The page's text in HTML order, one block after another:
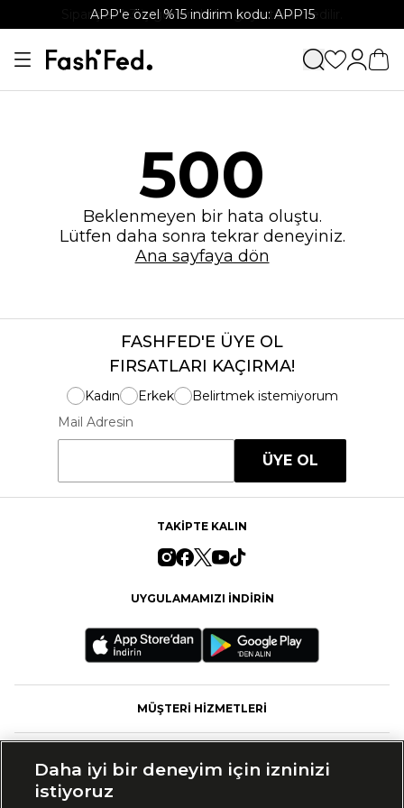
Siparişler 1-3 iş gününde kargoya teslim edilir.
APP'e özel %15 indirim kodu: APP15
500
Beklenmeyen bir hata oluştu.
Lütfen daha sonra tekrar deneyiniz.
Ana sayfaya dön
FASHFED'E ÜYE OL
FIRSATLARI KAÇIRMA!
Kadın Erkek
Belirtmek istemiyorum
Mail Adresin
ÜYE OL
TAKİPTE KALIN
UYGULAMAMIZI İNDİRİN
MÜŞTERİ HİZMETLERİ
Daha iyi bir deneyim için izninizi
istiyoruz